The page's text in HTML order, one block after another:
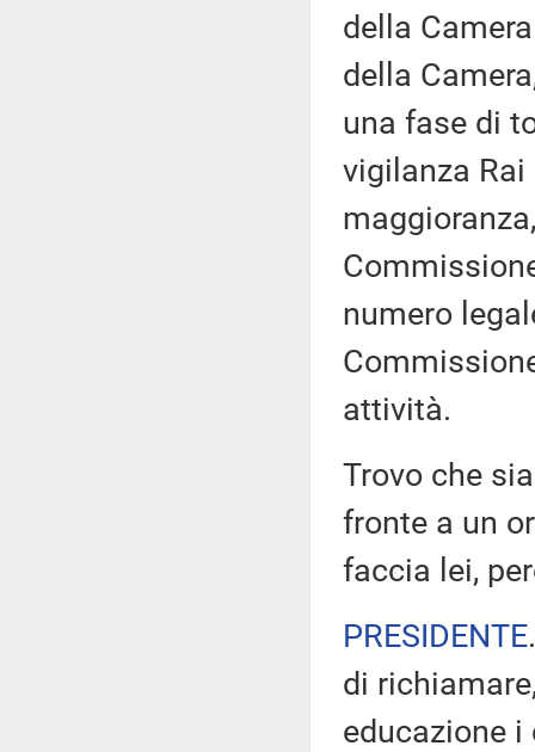
della
della
una fase di
vigilanza
numero
attività.
Trovo che
fronte a un
faccia lei,
PRESIDENTE
di
educazione